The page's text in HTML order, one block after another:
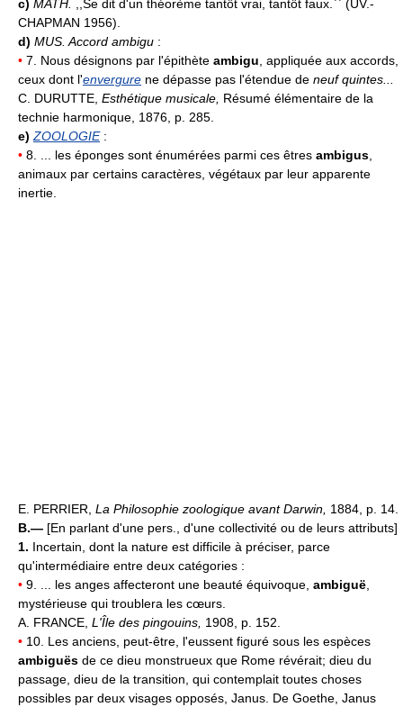
c) MATH.
,,Se dit d'un théorème tantôt vrai, tantôt faux.`` (UV.-
CHAPMAN 1956).
d) MUS. Accord ambigu :
• 7. Nous désignons par l'épithète ambigu , appliquée aux accords,
ceux dont l'envergure ne dépasse pas l'étendue de neuf quintes...
C. DURUTTE, Esthétique musicale, Résumé élémentaire de la
technie harmonique, 1876, p. 285.
e) ZOOLOGIE:
• 8. ... les éponges sont énumérées parmi ces êtres ambigus
animaux par certains caractères, végétaux par leur apparente
inertie.
E. PERRIER, La Philosophie zoologique avant Darwin, 1884, p. 14.
B.— [En parlant d'une pers., d'une collectivité ou de leurs attributs]
1. Incertain, dont la nature est difficile à préciser, parce
qu'intermédiaire entre deux catégories :
• 9. ... les anges affecteront une beauté équivoque, ambiguë
mystérieuse qui troublera les cœurs.
A. FRANCE, L'Île des pingouins, 1908, p. 152.
• 10. Les anciens, peut-être, l'eussent figuré sous les espèces
ambiguës de ce dieu monstrueux que Rome révérait; dieu du
passage, dieu de la transition, qui contemplait toutes choses
possibles par deux visages opposés, Janus. De Goethe, Janus